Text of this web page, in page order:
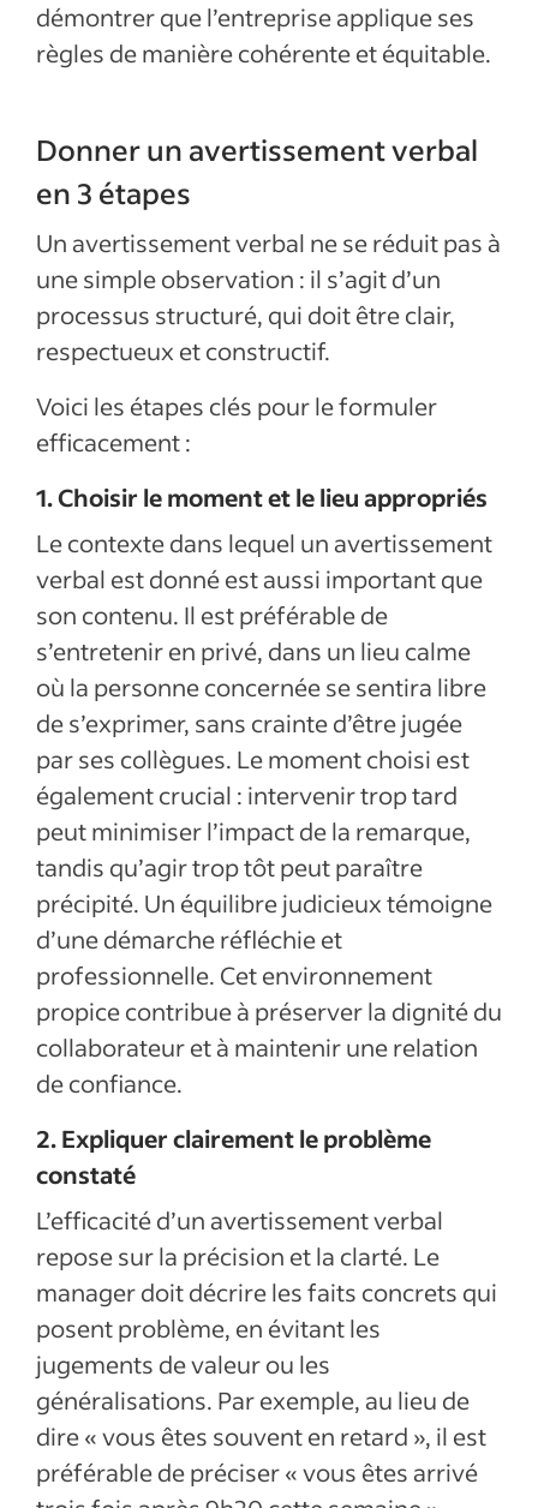
démontrer que l’entreprise applique ses
règles de manière cohérente et équitable.
Donner un avertissement verbal
en 3 étapes
Un avertissement verbal ne se réduit pas à
une simple observation : il s’agit d’un
processus structuré, qui doit être clair,
respectueux et constructif.
Voici les étapes clés pour le formuler
efficacement :
1. Choisir le moment et le lieu appropriés
Le contexte dans lequel un avertissement
verbal est donné est aussi important que
son contenu. Il est préférable de
s’entretenir en privé, dans un lieu calme
où la personne concernée se sentira libre
de s’exprimer, sans crainte d’être jugée
par ses collègues. Le moment choisi est
également crucial : intervenir trop tard
peut minimiser l’impact de la remarque,
tandis qu’agir trop tôt peut paraître
précipité. Un équilibre judicieux témoigne
d’une démarche réfléchie et
professionnelle. Cet environnement
propice contribue à préserver la dignité du
collaborateur et à maintenir une relation
de confiance.
2. Expliquer clairement le problème
constaté
L’efficacité d’un avertissement verbal
repose sur la précision et la clarté. Le
manager doit décrire les faits concrets qui
posent problème, en évitant les
jugements de valeur ou les
généralisations. Par exemple, au lieu de
dire « vous êtes souvent en retard », il est
préférable de préciser « vous êtes arrivé